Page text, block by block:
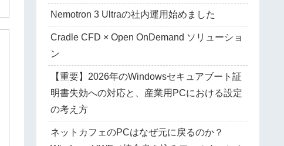
Nemotron 3 Ultraの社内運用始めました
Cradle CFD × Open OnDemand ソリューショ
ン
【重要】2026年のWindowsセキュアブート証
明書失効への対応と、産業用PCにおける設定
の考え方
ネットカフェのPCはなぜ元に戻るのか？